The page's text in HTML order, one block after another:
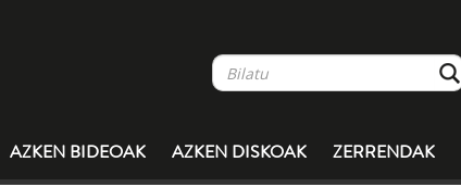
AZKEN BIDEOAK AZKEN DISKOAK ZERRENDAK